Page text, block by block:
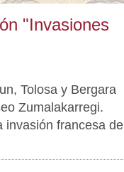
"Invasiones
Tolosa y Bergara
Zumalakarregi.
invasión francesa de